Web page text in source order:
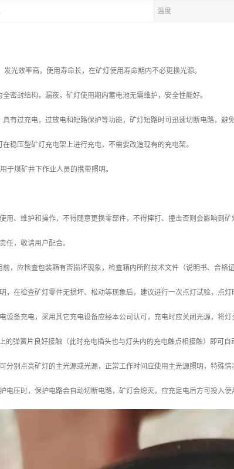
温度
光效率高，使用寿命长，在矿灯使用寿命期内不必更换光源。
密封结构，漏夜，矿灯使用期内蓄电池无需维护，安全性能好。
有过充电，过放电和短路保护等功能，矿灯短路时可迅速切断电路，避免
稳压型矿灯充电架上进行充电，不需要改造现有的充电架。
于煤矿井下作业人员的携带照明。
用、维护和操作，不得随意更换零部件，不得摔打、撞击否则会影响到
任，敬请用户配合。
，应检查包装箱有否损坏现象，检查箱内所附技术文件（说明书、合格
，在检查矿灯零件无损坏、松动等现象后，建议进行一次点灯试验，点灯
设备充电，采用其它充电设备应经本公司认可，充电时应关闭光源，将
的弹簧片良好接触（此时充电插头也与灯头内的充电触点相接触）即可自
分别点亮矿灯的主光源或光源，正常工作时间应使用主光源照明，特殊
电压时，保护电路会自动切断电路，矿灯会熄灭，应充足电后方可投入使